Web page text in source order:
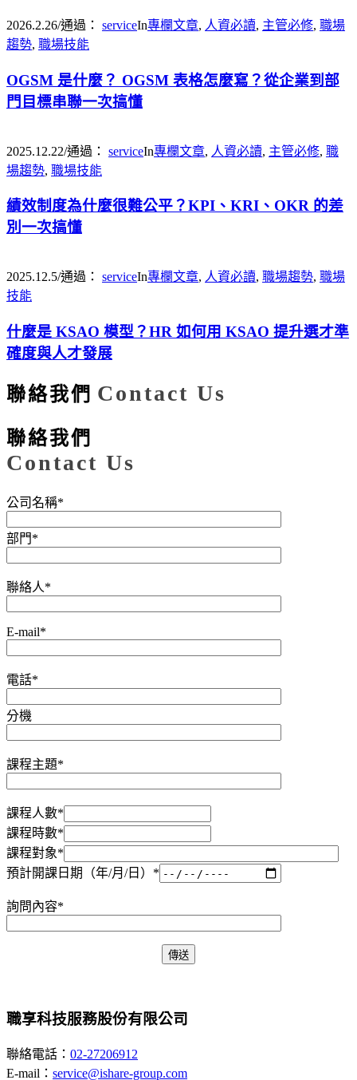
2026.2.26/通過： serviceIn專欄文章, 人資必讀, 主管必修, 職場
趨勢, 職場技能
OGSM 是什麼？ OGSM 表格怎麼寫？從企業到部
門目標串聯一次搞懂
2025.12.22/通過： serviceIn專欄文章, 人資必讀, 主管必修, 職
場趨勢, 職場技能
績效制度為什麼很難公平？KPI、KRI、OKR 的差
別一次搞懂
2025.12.5/通過： serviceIn專欄文章, 人資必讀, 職場趨勢, 職場
技能
什麼是 KSAO 模型？HR 如何用 KSAO 提升選才準
確度與人才發展
聯絡我們 Contact Us
聯絡我們
Contact Us
公司名稱*
部門*
聯絡人*
E-mail*
電話*
分機
課程主題*
課程人數*
課程時數*
課程對象*
預計開課日期（年/月/日）*
詢問內容*
職享科技服務股份有限公司
聯絡電話： 02-27206912
E-mail： service@ishare-group.com